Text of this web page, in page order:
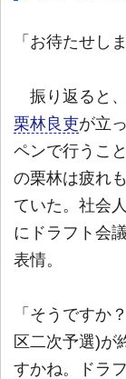
「お待たせし
振り返ると
栗林良吏が立
ペンで行うこ
の栗林は疲れ
ていた。社会
にドラフト会
表情。
「そうです
区二次予選)が
すかね。ドラ